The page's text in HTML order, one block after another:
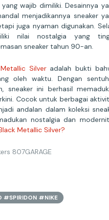
wajib dimiliki. Desainnya
menjadikannya sneaker
juga nyaman digunakan.
nilai nostalgia yang
sneaker tahun 90-an.
Silveradalah bukti
oleh waktu. Dengan
sneaker ini berhasil
Cocok untuk berbagai
andalan dalam koleksi
nostalgia dan
Metallic Silver?
807GARAGE
#SPIRIDON #NIKE